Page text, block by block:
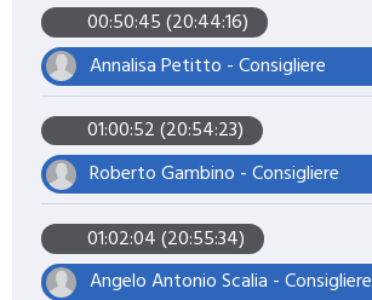
00:50:45 (20:44:16)
Annalisa Petitto - Consigliere
01:00:52 (20:54:23)
Roberto Gambino - Consigliere
01:02:04 (20:55:34)
Angelo Antonio Scalia - Consigliere